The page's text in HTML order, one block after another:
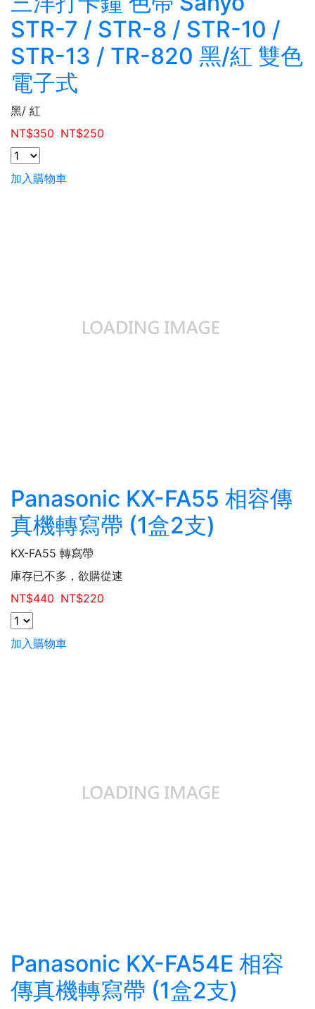
STR-7 / STR-8 / STR-10 /
STR-13 / TR-820 黑/紅 雙色
電子式
黑/ 紅
NT$350 NT$250
加入購物車
Panasonic KX-FA55 相容傳
真機轉寫帶 (1盒2支)
KX-FA55 轉寫帶
庫存已不多，欲購從速
NT$440 NT$220
加入購物車
Panasonic KX-FA54E 相容
傳真機轉寫帶 (1盒2支)